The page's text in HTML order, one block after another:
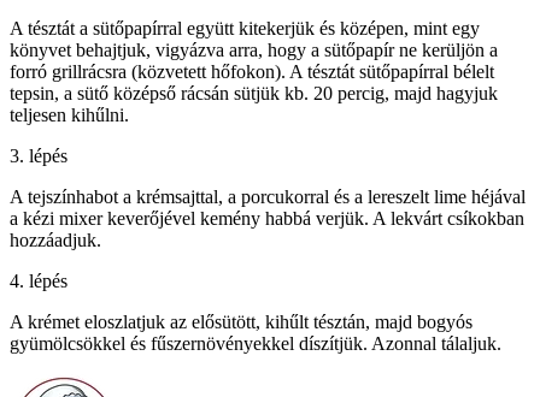
A tésztát a sütőpapírral együtt kitekerjük és középen, mint egy
könyvet behajtjuk, vigyázva arra, hogy a sütőpapír ne kerüljön a
forró grillrácsra (közvetett hőfokon). A tésztát sütőpapírral bélelt
tepsin, a sütő középső rácsán sütjük kb. 20 percig, majd hagyjuk
teljesen kihűlni.
3. lépés
A tejszínhabot a krémsajttal, a porcukorral és a lereszelt lime héjával
a kézi mixer keverőjével kemény habbá verjük. A lekvárt csíkokban
hozzáadjuk.
4. lépés
A krémet eloszlatjuk az elősütött, kihűlt tésztán, majd bogyós
gyümölcsökkel és fűszernövényekkel díszítjük. Azonnal tálaljuk.